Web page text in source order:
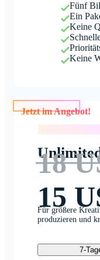
Fünf
Ein
Keine
Keine
Jetzt im Angebot!
18
15
Für größere
produzieren und
7-